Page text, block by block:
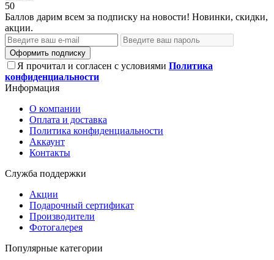
50
Баллов дарим всем за подписку на новости! Новинки, скидки,
акции.
Оформить подписку
Я прочитал и согласен с условиями Политика
конфиденциальности
Информация
О компании
Оплата и доставка
Политика конфиденциальности
Аккаунт
Контакты
Служба поддержки
Акции
Подарочный сертификат
Производители
Фотогалерея
Популярные категории